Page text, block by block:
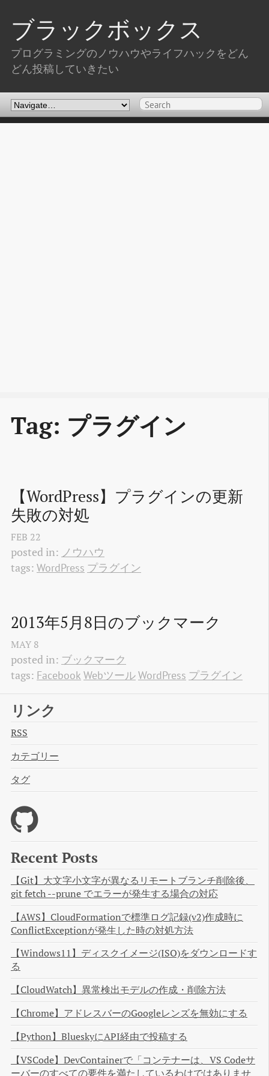
ブラックボックス
プログラミングのノウハウやライフハックをどん
どん投稿していきたい
Tag: プラグイン
【WordPress】プラグインの更新
失敗の対処
FEB 22
posted in: ノウハウ
tags: WordPress プラグイン
2013年5月8日のブックマーク
MAY 8
posted in: ブックマーク
tags: Facebook WebツールWordPress プラグイン
リンク
RSS
カテゴリー
タグ
Recent Posts
【Git】大文字小文字が異なるリモートブランチ削除後、
git fetch --prune でエラーが発生する場合の対応
【AWS】CloudFormationで標準ログ記録(v2)作成時に
ConflictExceptionが発生した時の対処方法
【Windows11】ディスクイメージ(ISO)をダウンロードす
る
【CloudWatch】異常検出モデルの作成・削除方法
【Chrome】アドレスバーのGoogleレンズを無効にする
【Python】BlueskyにAPI経由で投稿する
【VSCode】DevContainerで「コンテナーは、VS Codeサ
ーバーのすべての要件を満たしているわけではありませ